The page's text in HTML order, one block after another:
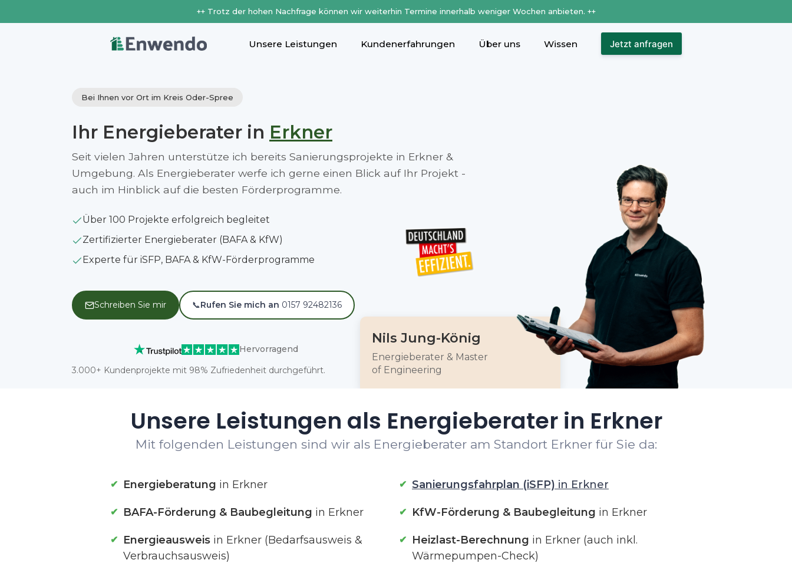
++ Trotz der hohen Nachfrage können wir weiterhin Termine innerhalb weniger Wochen anbieten. ++
Unsere Leistungen Kundenerfahrungen Über uns Wissen Jetzt anfragen
Bei Ihnen vor Ort im Kreis Oder-Spree
Ihr Energieberater in Erkner
Seit vielen Jahren unterstütze ich bereits Sanierungsprojekte in Erkner &
Umgebung. Als Energieberater werfe ich gerne einen Blick auf Ihr Projekt -
auch im Hinblick auf die besten Förderprogramme.
Über 100 Projekte erfolgreich begleitet
Zertifizierter Energieberater (BAFA & KfW)
Experte für iSFP, BAFA & KfW-Förderprogramme
Schreiben Sie mir 📞Rufen Sie mich an 0157 92482136
Hervorragend
3.000+ Kundenprojekte mit 98% Zufriedenheit durchgeführt.
Nils Jung-König
Energieberater & Master
of Engineering
Unsere Leistungen als Energieberater in Erkner
Mit folgenden Leistungen sind wir als Energieberater am Standort Erkner für Sie da:
Energieberatung in Erkner Sanierungsfahrplan (iSFP) in Erkner
BAFA-Förderung & Baubegleitung in Erkner KfW-Förderung & Baubegleitung in Erkner
Energieausweis in Erkner (Bedarfsausweis &
Verbrauchsausweis)
Heizlast-Berechnung in Erkner (auch inkl.
Wärmepumpen-Check)